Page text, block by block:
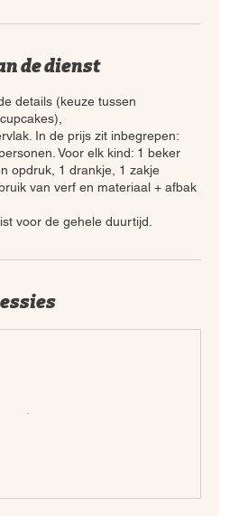
de dienst
details (keuze tussen
In de prijs zit inbegrepen:
Voor elk kind: 1 beker
opdruk, 1 drankje, 1 zakje
van verf en materiaal + afbak
voor de gehele duurtijd.